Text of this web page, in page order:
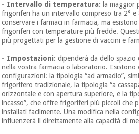
- Intervallo di temperatura: la maggior
frigoriferi ha un intervallo compreso tra 2° e
conservare i farmaci in farmacia, ma esistono
frigoriferi con temperature più fredde.
più progettati per la gestione di vaccini e
- Impostazioni:dipenderà da dello spazio
nella vostra farmacia o laboratorio. Esistono
configurazioni: la tipologia “ad armadio”,
frigorifero tradizionale, la tipologia “a
orizzontale e con apertura superiore, e la
incasso”, che offre frigoriferi più piccoli che
installati facilmente. Una modifica nella
influenzerà il direttamente alla capacità di